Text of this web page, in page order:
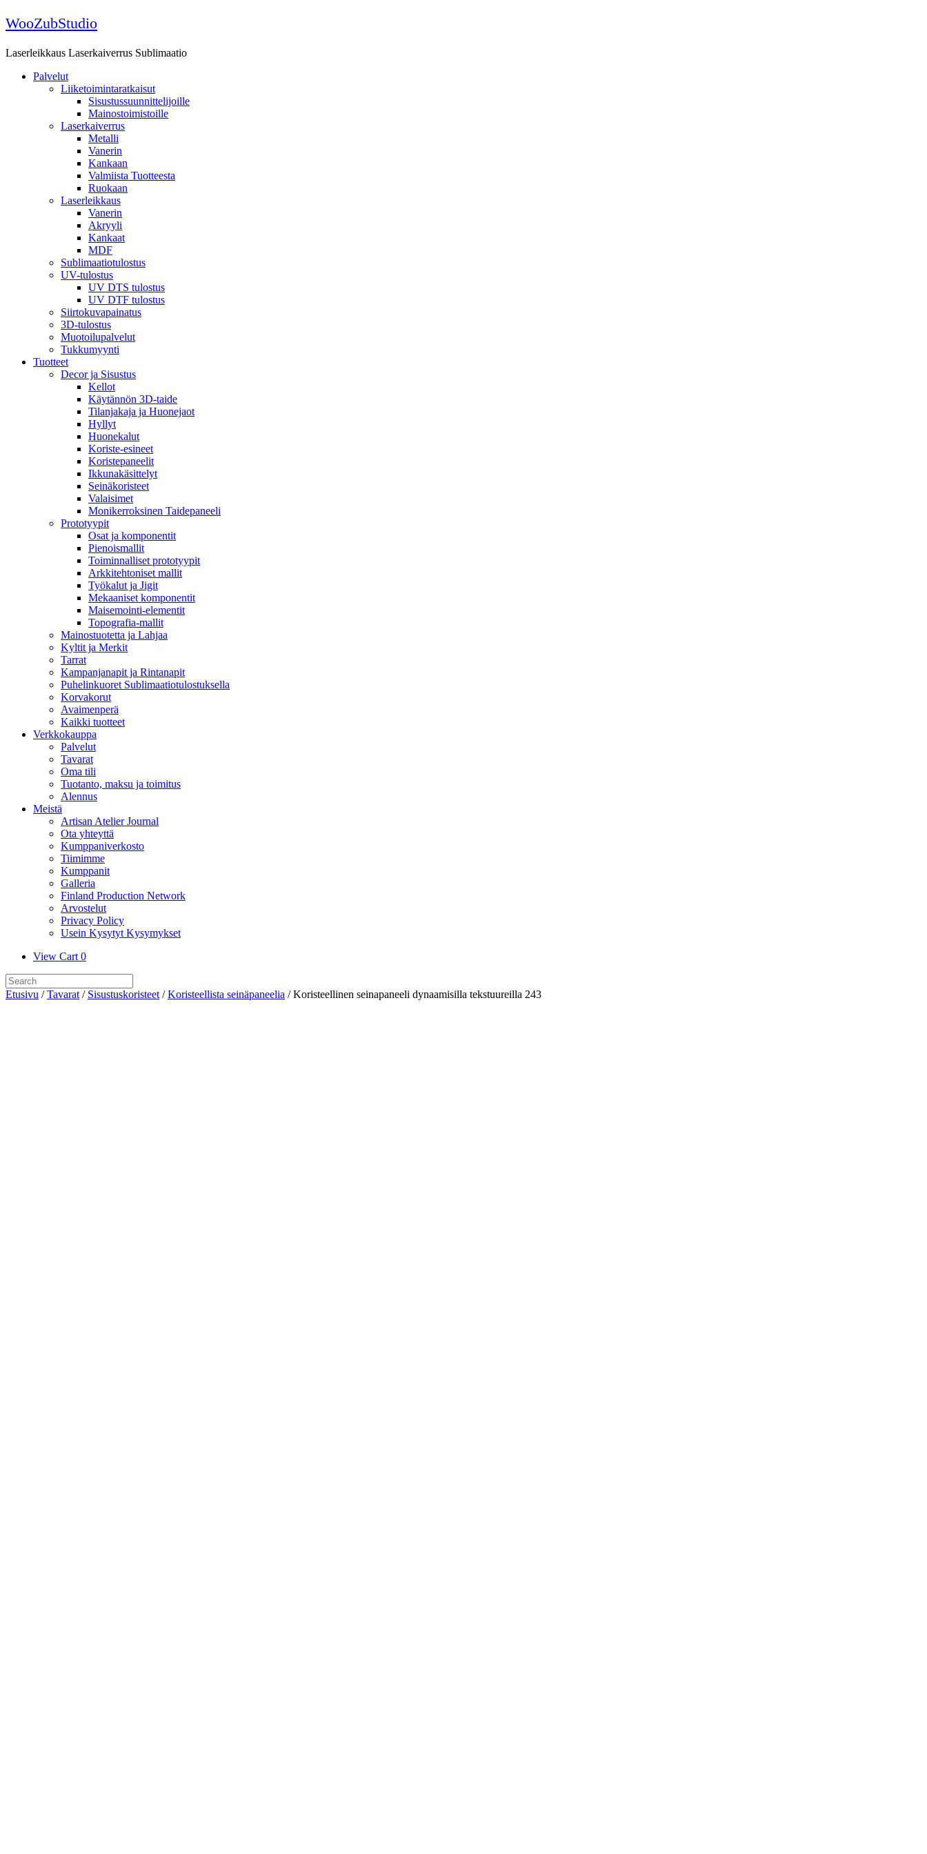
Skip
to
WooZubStudio
Laserleikkaus Laserkaiverrus Sublimaatio
Palvelut
Liiketoimintaratkaisut
Sisustussuunnittelijoille
Mainostoimistoille
Laserkaiverrus
Metalli
Vanerin
Kankaan
Valmiista Tuotteesta
Ruokaan
Laserleikkaus
Vanerin
Akryyli
Kankaat
MDF
Sublimaatiotulostus
UV-tulostus
UV DTS tulostus
UV DTF tulostus
Siirtokuvapainatus
3D-tulostus
Muotoilupalvelut
Tukkumyynti
Tuotteet
Decor ja Sisustus
Kellot
Käytännön 3D-taide
Tilanjakaja ja Huonejaot
Hyllyt
Huonekalut
Koriste-esineet
Koristepaneelit
Ikkunakäsittelyt
Seinäkoristeet
Valaisimet
Monikerroksinen Taidepaneeli
Prototyypit
Osat ja komponentit
Pienoismallit
Toiminnalliset prototyypit
Arkkitehtoniset mallit
Työkalut ja Jigit
Mekaaniset komponentit
Maisemointi-elementit
Topografia-mallit
Mainostuotetta ja Lahjaa
Kyltit ja Merkit
Tarrat
Kampanjanapit ja Rintanapit
Puhelinkuoret Sublimaatiotulostuksella
Korvakorut
Avaimenperä
Kaikki tuotteet
Verkkokauppa
Palvelut
Tavarat
Oma tili
Tuotanto, maksu ja toimitus
Alennus
Meistä
Artisan Atelier Journal
Ota yhteyttä
Kumppaniverkosto
Tiimimme
Kumppanit
Galleria
Finland Production Network
Arvostelut
Privacy Policy
Usein Kysytyt Kysymykset
View
cart
View Cart 0
Search
for:
Etusivu /Tavarat / Sisustuskoristeet /Koristeellista seinäpaneelia / Koristeellinen seinapaneeli dynaamisilla tekstuureilla 243